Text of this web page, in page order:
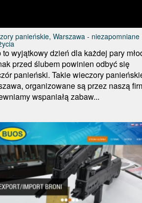
panieńskie, Warszawa - niezapomniane
to wyjątkowy dzień dla każdej pary
przed ślubem powinien odbyć się
panieński. Takie wieczory
organizowane są przez naszą
wspaniałą zabaw...